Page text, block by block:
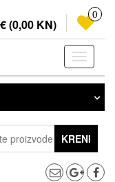
(0,00 KN)
0
KRENI